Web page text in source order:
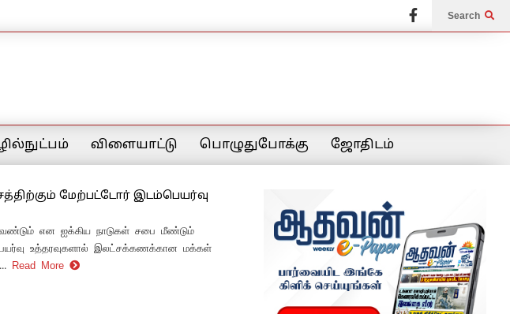
Search
விளையாட்டு பொழுதுபோக்கு ஜோதிடம்
மேற்பட்டோர் இடம்பெயர்வு
என ஐக்கிய நாடுகள் சபை மீண்டும்
உத்தரவுகளால் இலட்சக்கணக்கான மக்கள்
Read More